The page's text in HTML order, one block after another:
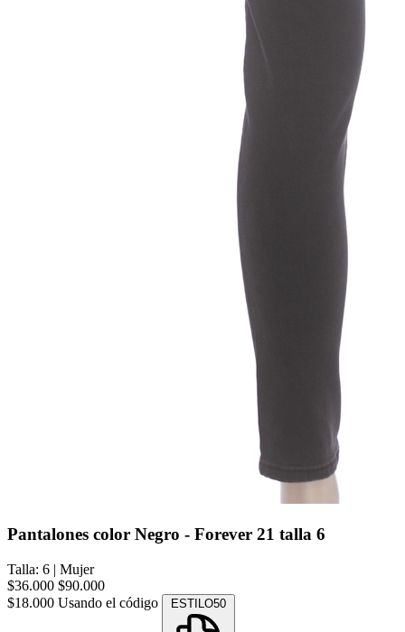
Pantalones color Negro - Forever 21 talla 6
Talla: 6 | Mujer
$36.000 $90.000
$18.000 Usando el código ESTILO50